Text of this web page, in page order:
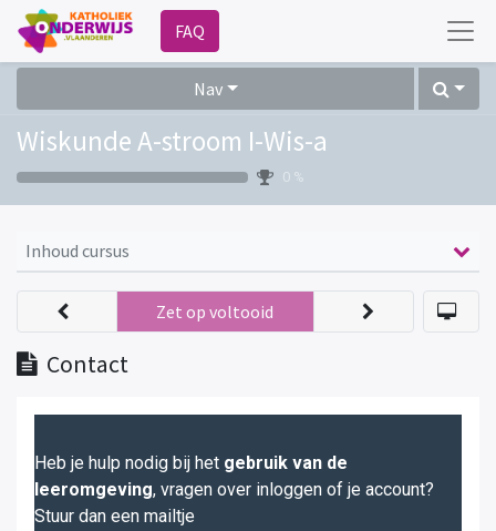
FAQ
Nav
Wiskunde A-stroom I-Wis-a
0 %
Inhoud cursus
Contact
Zet op voltooid
Heb je hulp nodig bij het gebruik van de
leeromgeving, vragen over inloggen of je account?
Stuur dan een mailtje